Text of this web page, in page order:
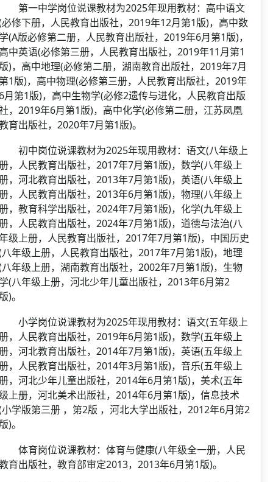
一中学岗位说课教材为2025年现用教材：高中语文
修下册，人民教育出版社，2019年12月第1版)，高中数
(A版必修第二册，人民教育出版社，2019年6月第1版)，
中英语(必修第三册，人民教育出版社，2019年11月第1
)，高中地理(必修第二册，湖南教育出版社，2019年7月
1版)，高中物理(必修第三册，人民教育出版社，2019年
月第1版)，高中生物学(必修2遗传与进化，人民教育出版
，2019年6月第1版)，高中化学(必修第二册，江苏凤凰
育出版社，2020年7月第1版)。
中岗位说课教材为2025年现用教材：语文(八年级上
，人民教育出版社，2017年7月第1版)，数学(八年级上
，河北教育出版社，2013年7月第1版)，英语(八年级上
，人民教育出版社，2013年6月第1版)，物理(八年级上
，教育科学出版社，2024年7月第1版)，化学(九年级上
，人民教育出版社，2024年7月第1版)，道德与法治(八
级上册，人民教育出版社，2017年7月第1版)，中国历史
年级上册，人民教育出版社，2017年7月第1版)，地理
年级上册，湖南教育出版社，2002年7月第1版)，生物
(八年级上册，河北少年儿童出版社，2013年6月第2
)。
学岗位说课教材为2025年现用教材：语文(五年级上
，人民教育出版社，2019年6月第1版)，数学(五年级上
，河北教育出版社，2014年7月第1版)，英语(五年级上
，人民教育出版社，2014年3月第1版)，音乐(五年级上
，河北少年儿童出版社，2014年6月第1版)，美术(五年
上册，河北美术出版社，2014年6月第1版)，信息技术
学版第三册 ，第2版 ，河北大学出版社，2012年6月第2
)。
育岗位说课教材：体育与健康(八年级全一册，人民
育出版社，教育部审定2013，2013年6月第1版)。